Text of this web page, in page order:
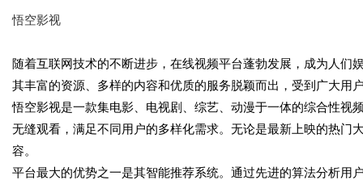
悟空影视
随着互联网技术的不断进步，在线视频平台蓬勃发展，成为人
其丰富的资源、多样的内容和优质的服务脱颖而出，受到广大用
悟空影视是一款集电影、电视剧、综艺、动漫于一体的综合性视
无缝观看，满足不同用户的多样化需求。无论是最新上映的热门
容。
平台最大的优势之一是其智能推荐系统。通过先进的算法分析用